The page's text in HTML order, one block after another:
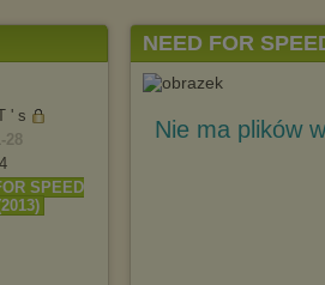
' s
28
SPEED
)
NEED FOR
Nie ma plików